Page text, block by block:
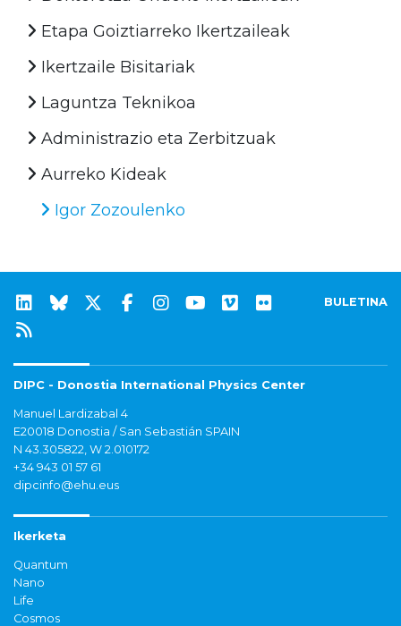
Etapa Goiztiarreko Ikertzaileak
Ikertzaile Bisitariak
Laguntza Teknikoa
Administrazio eta Zerbitzuak
Aurreko Kideak
Igor Zozoulenko
BULETINA
DIPC - Donostia International Physics Center
Manuel Lardizabal 4
E20018 Donostia / San Sebastián SPAIN
N 43.305822, W 2.010172
+34 943 01 57 61
dipcinfo@ehu.eus
Ikerketa
Quantum
Nano
Life
Cosmos